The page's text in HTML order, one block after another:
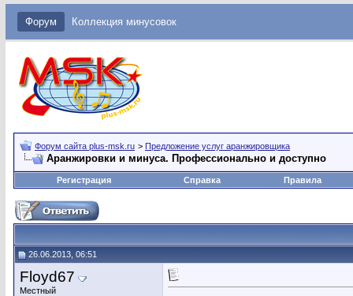
Форум Коллекция минусовок
Форум сайта plus-msk.ru > Предложение услуг аранжировщика
Аранжировки и минуса. Профессионально и доступно
Регистрация Справка Правила
26.06.2013, 06:51
Floyd67
Местный